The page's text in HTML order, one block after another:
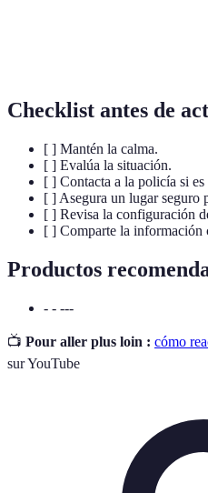
Checklist antes de
[ ] Mantén la calma.
[ ] Evalúa la situación.
[ ] Contacta a la policía si es
[ ] Asegura un lugar seguro
[ ] Revisa la configuración
[ ] Comparte la información
Productos
- - ---
📺 Pour aller plus loin : cómo
sur YouTube